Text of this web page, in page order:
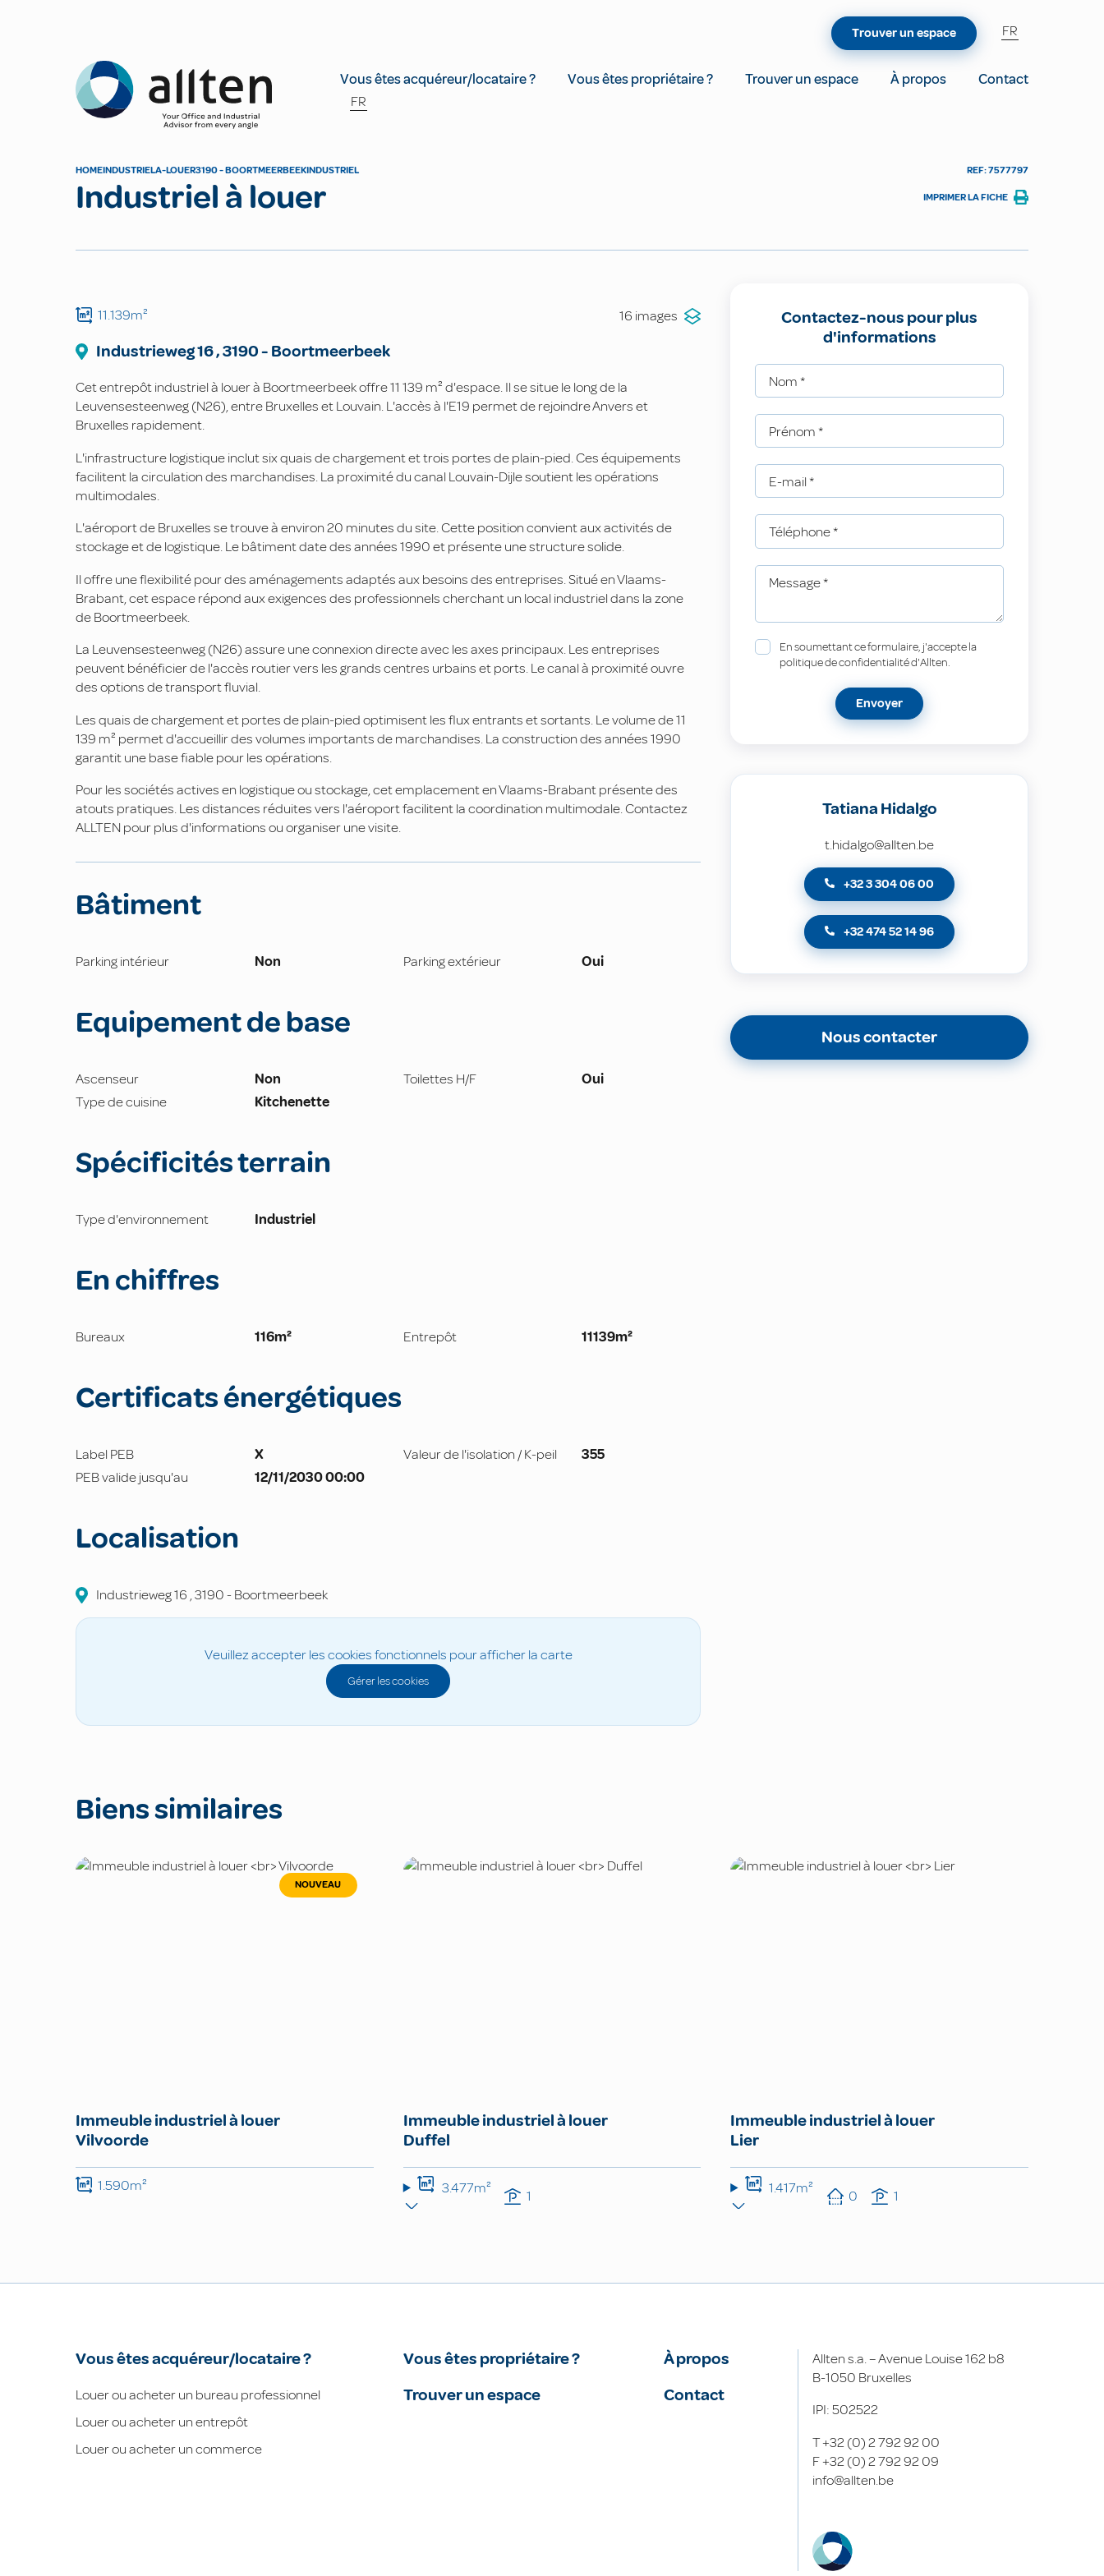
Allten
Vous êtes acquéreur/locataire ? Vous êtes propriétaire ? Trouver un espace À propos
Contact
FR
Trouver un espace FR
HOMEINDUSTRIELA-LOUER3190 - BOORTMEERBEEKINDUSTRIEL
Industriel à louer
REF: 7577797
IMPRIMER LA FICHE
11.139m² 16 images
Industrieweg16,3190- Boortmeerbeek
Cet entrepôt industriel à louer à Boortmeerbeek offre 11 139 m² d'espace. Il se situe le long de la
Leuvensesteenweg (N26), entre Bruxelles et Louvain. L'accès à l'E19 permet de rejoindre Anvers et
Bruxelles rapidement.
L'infrastructure logistique inclut six quais de chargement et trois portes de plain-pied. Ces équipements
facilitent la circulation des marchandises. La proximité du canal Louvain-Dijle soutient les opérations
multimodales.
L'aéroport de Bruxelles se trouve à environ 20 minutes du site. Cette position convient aux activités de
stockage et de logistique. Le bâtiment date des années 1990 et présente une structure solide.
Il offre une flexibilité pour des aménagements adaptés aux besoins des entreprises. Situé en Vlaams-
Brabant, cet espace répond aux exigences des professionnels cherchant un local industriel dans la zone
de Boortmeerbeek.
La Leuvensesteenweg (N26) assure une connexion directe avec les axes principaux. Les entreprises
peuvent bénéficier de l'accès routier vers les grands centres urbains et ports. Le canal à proximité ouvre
des options de transport fluvial.
Les quais de chargement et portes de plain-pied optimisent les flux entrants et sortants. Le volume de 11
139 m² permet d'accueillir des volumes importants de marchandises. La construction des années 1990
garantit une base fiable pour les opérations.
Pour les sociétés actives en logistique ou stockage, cet emplacement en Vlaams-Brabant présente des
atouts pratiques. Les distances réduites vers l'aéroport facilitent la coordination multimodale. Contactez
ALLTEN pour plus d'informations ou organiser une visite.
Bâtiment
Parking intérieur Non Parking extérieur Oui
Equipement de base
Ascenseur Non Toilettes H/F
Oui
Type de cuisine
Kitchenette
Spécificités terrain
Type d'environnement Industriel
En chiffres
Bureaux 116m² Entrepôt 11139m²
Certificats énergétiques
Label PEB X Valeur de l'isolation / K-peil
355
PEB valide jusqu'au
12/11/2030 00:00
Localisation
Industrieweg16 ,3190-Boortmeerbeek
Veuillez accepter les cookies fonctionnels pour afficher la carte
Gérer les cookies
Contactez-nous pour plus
d'informations
Nom *
Prénom *
E-mail *
Téléphone*
Message*
En soumettant ce formulaire, j'accepte la
politique de confidentialité d'Allten.
Envoyer
Tatiana Hidalgo
t.hidalgo@allten.be
+32 3 304 06 00
+32 474 52 14 96
Nous contacter
Biens similaires
NOUVEAU
Immeuble industriel à louer
Vilvoorde
1.590m²
Immeuble industriel à louer
Duffel
3.477m² 1
Immeuble industriel à louer
Lier
1.417m² 0 1
Vous êtes acquéreur/locataire ?
Louer ou acheter un bureau professionnel
Louer ou acheter un entrepôt
Louer ou acheter un commerce
Vous êtes propriétaire ?
Trouver un espace
À propos
Contact
Allten s.a. – Avenue Louise 162 b8
B-1050 Bruxelles
IPI: 502522
T+32 (0) 2 792 92 00
F+32 (0) 2 792 92 09
info@allten.be